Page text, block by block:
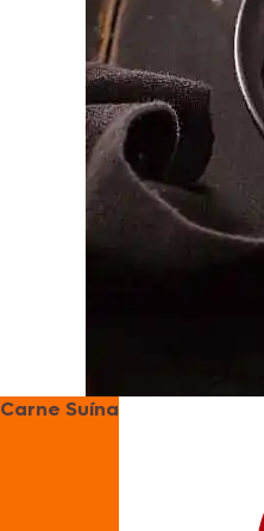
Carne Suína